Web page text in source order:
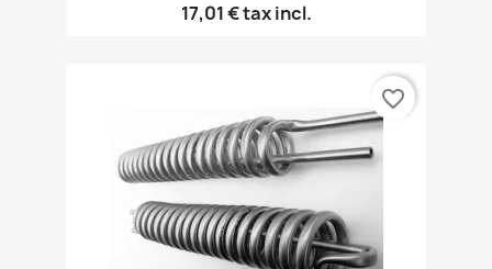
17,01 €tax incl.
favorite_border